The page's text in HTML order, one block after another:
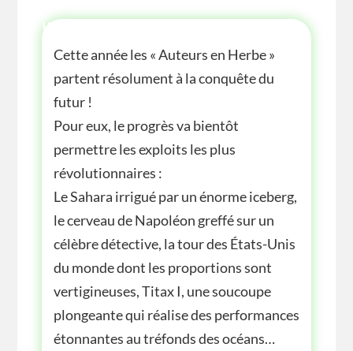
HISTOIRE
Cette année les « Auteurs en Herbe »
partent résolument à la conquête du
futur !
Pour eux, le progrès va bientôt
permettre les exploits les plus
révolutionnaires :
Le Sahara irrigué par un énorme iceberg,
le cerveau de Napoléon greffé sur un
célèbre détective, la tour des États-Unis
du monde dont les proportions sont
vertigineuses, Titax I, une soucoupe
plongeante qui réalise des performances
étonnantes au tréfonds des océans…